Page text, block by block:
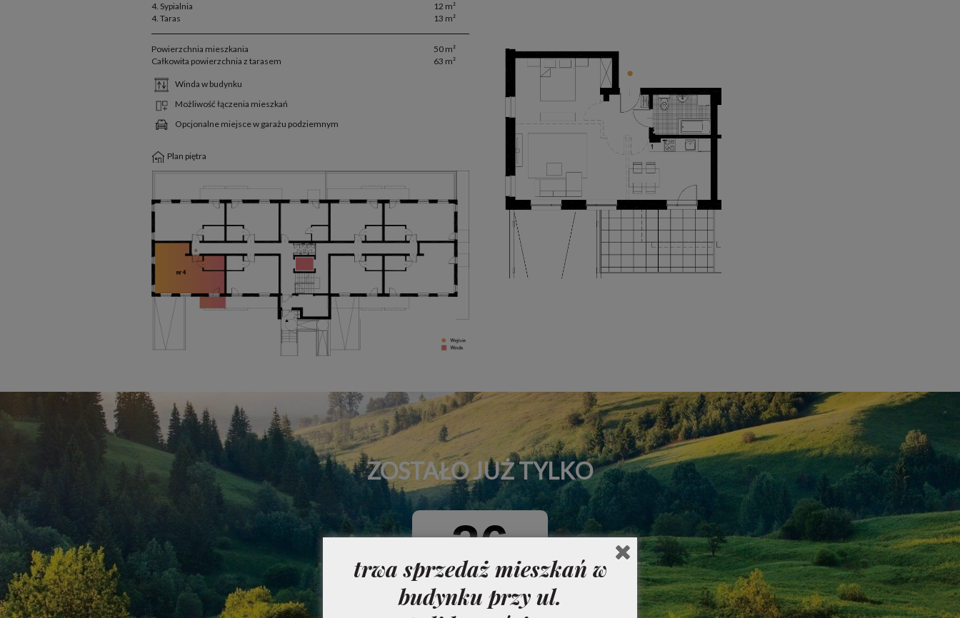
4. Sypialnia
12 m²
4. Taras
13 m²
Powierzchnia mieszkania
50 m²
Całkowita powierzchnia z tarasem
63 m²
Winda w budynku
Możliwość łączenia mieszkań
Opcjonalne miejsce w garażu podziemnym
Plan piętra
ZOSTAŁO JUŻ TYLKO
36
mieszkań
trwa sprzedaż mieszkań w
budynku przy ul.